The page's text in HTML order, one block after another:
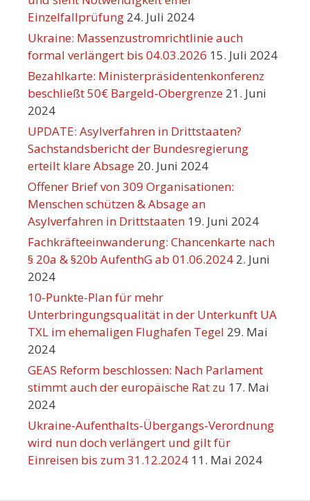
Einzelfallprüfung 24. Juli 2024
Ukraine: Massenzustromrichtlinie auch
formal verlängert bis 04.03.2026 15. Juli 2024
Bezahlkarte: Ministerpräsidentenkonferenz
beschließt 50€ Bargeld-Obergrenze 21. Juni
2024
UPDATE: Asylverfahren in Drittstaaten?
Sachstandsbericht der Bundesregierung
erteilt klare Absage 20. Juni 2024
Offener Brief von 309 Organisationen:
Menschen schützen & Absage an
Asylverfahren in Drittstaaten 19. Juni 2024
Fachkräfteeinwanderung: Chancenkarte nach
§ 20a & §20b AufenthG ab 01.06.2024 2. Juni
2024
10-Punkte-Plan für mehr
Unterbringungsqualität in der Unterkunft UA
TXL im ehemaligen Flughafen Tegel 29. Mai
2024
GEAS Reform beschlossen: Nach Parlament
stimmt auch der europäische Rat zu 17. Mai
2024
Ukraine-Aufenthalts-Übergangs-Verordnung
wird nun doch verlängert und gilt für
Einreisen bis zum 31.12.2024 11. Mai 2024